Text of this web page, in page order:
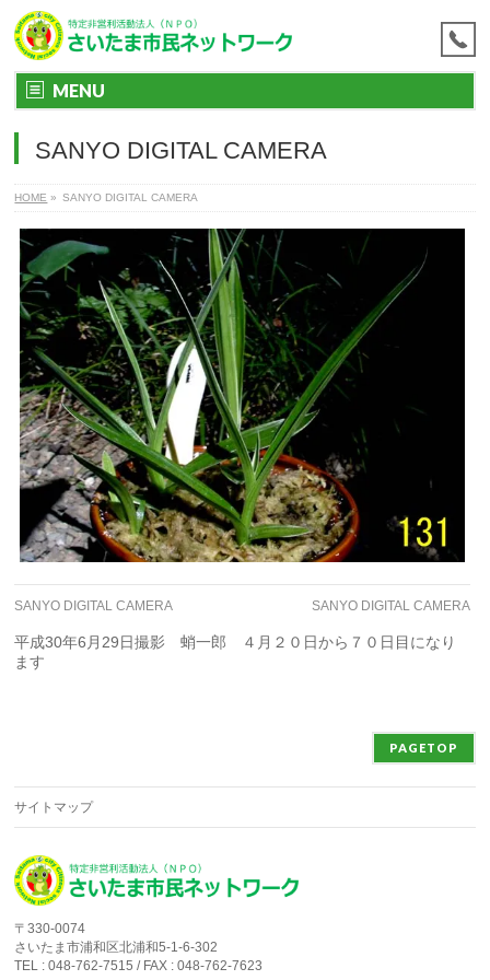
MENU
SANYO DIGITAL CAMERA
HOME » SANYO DIGITAL CAMERA
SANYO DIGITAL CAMERA SANYO DIGITAL CAMERA
平成30年6月29日撮影 蛸一郎 ４月２０日から７０日目になり
ます
PAGETOP
サイトマップ
〒330-0074
さいたま市浦和区北浦和5-1-6-302
TEL : 048-762-7515 / FAX : 048-762-7623